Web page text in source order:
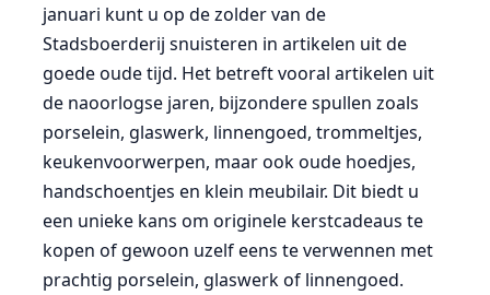
januari kunt u op de zolder van de
Stadsboerderij snuisteren in artikelen uit de
goede oude tijd. Het betreft vooral artikelen uit
de naoorlogse jaren, bijzondere spullen zoals
porselein, glaswerk, linnengoed, trommeltjes,
keukenvoorwerpen, maar ook oude hoedjes,
handschoentjes en klein meubilair. Dit biedt u
een unieke kans om originele kerstcadeaus te
kopen of gewoon uzelf eens te verwennen met
prachtig porselein, glaswerk of linnengoed.